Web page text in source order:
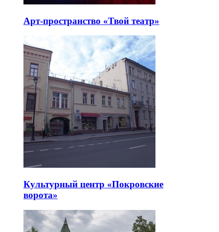
Арт-пространство «Твой театр»
Культурный центр «Покровские
ворота»